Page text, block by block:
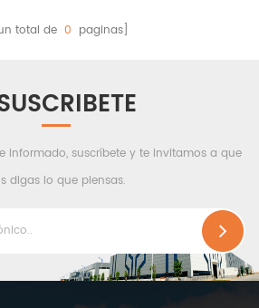
total de 0 paginas]
informado, suscríbete y te invitamos a que
digas lo que piensas.